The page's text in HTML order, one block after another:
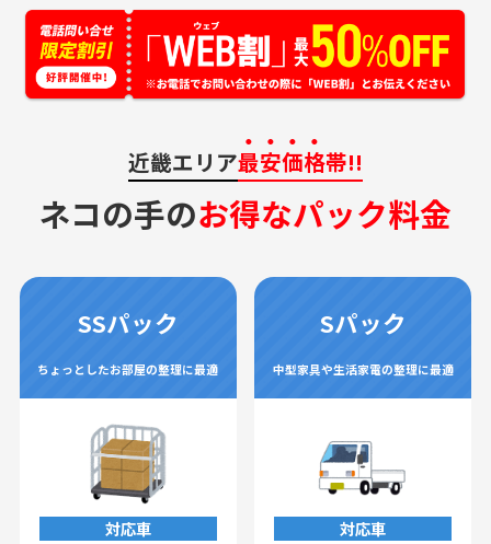
近畿エリア最安価格帯!!
ネコの手のお得なパック料金
SSパック
ちょっとしたお部屋の整理に最適
対応車
Sパック
中型家具や生活家電の整理に最適
対応車